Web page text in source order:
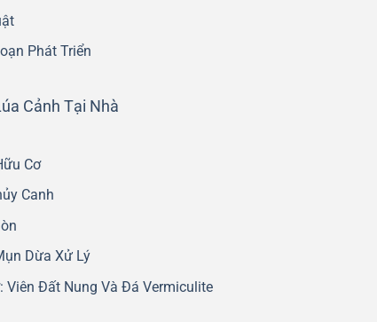
Phát Triển
Cảnh Tại Nhà
Cơ
Canh
Dừa Xử Lý
Viên Đất Nung Và Đá Vermiculite